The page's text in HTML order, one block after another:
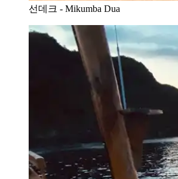
선데크 - Mikumba Dua